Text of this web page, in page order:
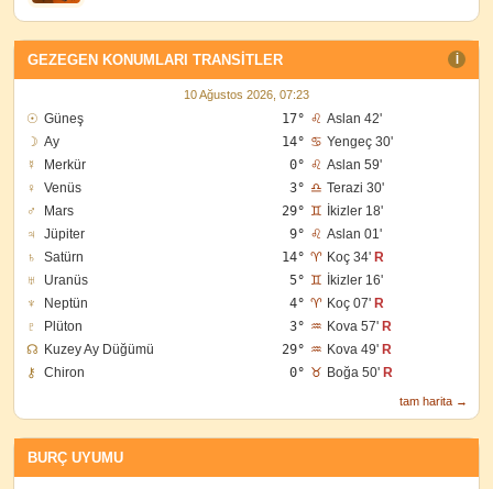
GEZEGEN KONUMLARI TRANSITLER
10 Ağustos 2026, 07:23
☉ Güneş 17° ♌ Aslan 42'
☽ Ay 14° ♋ Yengeç 30'
☿
Merkür 0° ♌ Aslan 59'
♀
Venüs 3° ♎ Terazi 30'
♂
Mars 29° ♊ İkizler 18'
♃
Jüpiter 9° ♌ Aslan 01'
♄
Satürn 14° ♈ Koç 34' R
♅
Uranüs 5° ♊ İkizler 16'
♆
Neptün 4° ♈ Koç 07' R
♇
Plüton 3° ♒ Kova 57' R
☊ Kuzey Ay Düğümü 29° ♒ Kova 49' R
⚷
Chiron 0° ♉ Boğa 50' R
tam harita →
BURÇ UYUMU